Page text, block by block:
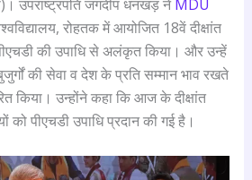
उपराष्ट्रपति जगदीप धनखड़ नेMDU
रोहतक में आयोजित 18वें दीक्षांत
पीएचडी की उपाधि से अलंकृत किया। और उन्हें
की सेवा व देश के प्रति सम्मान भाव रखते
किया। उन्होंने कहा कि आज के दीक्षांत
को पीएचडी उपाधि प्रदान की गई है।